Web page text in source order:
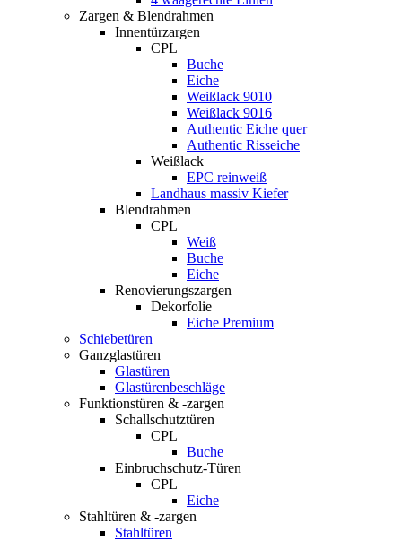
Zargen & Blendrahmen
Innentürzargen
CPL
Buche
Eiche
Weißlack 9010
Weißlack 9016
Authentic Eiche quer
Authentic Risseiche
Weißlack
EPC reinweiß
Landhaus massiv Kiefer
Blendrahmen
CPL
Weiß
Buche
Eiche
Renovierungszargen
Dekorfolie
Eiche Premium
Schiebetüren
Ganzglastüren
Glastüren
Glastürenbeschläge
Funktionstüren & -zargen
Schallschutztüren
CPL
Buche
Einbruchschutz-Türen
CPL
Eiche
Stahltüren & -zargen
Stahltüren